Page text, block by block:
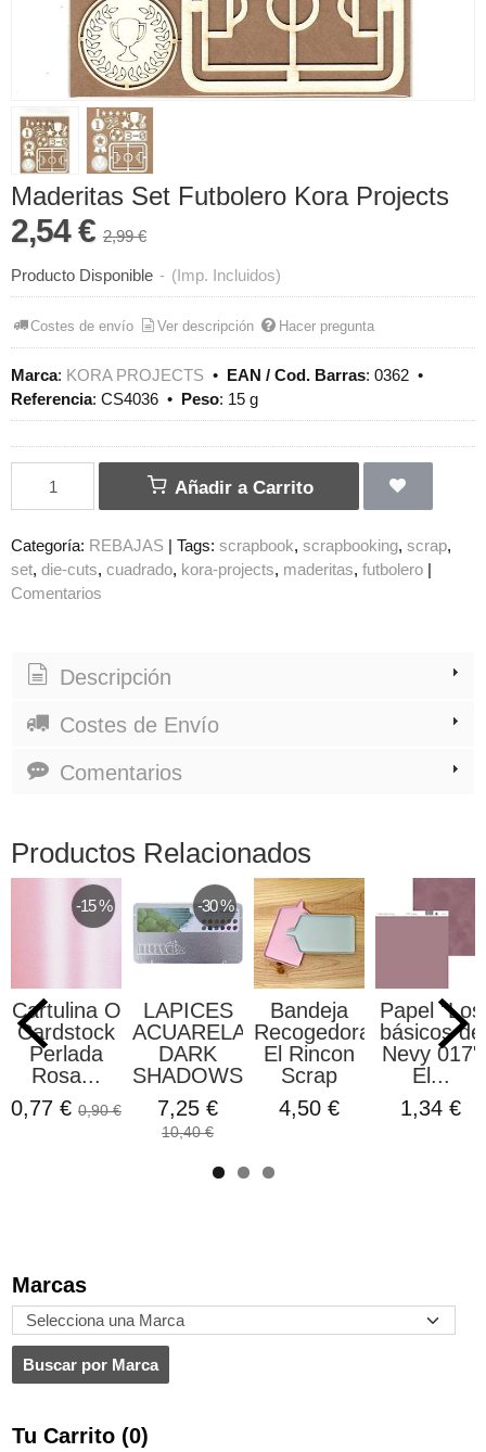
Marcas
Tu Carrito (0)
Maderitas Set Futbolero Kora Projects
2,54 € 2,99 €
Producto Disponible - (Imp. Incluidos)
Costes de envío Ver descripción Hacer pregunta
Marca: KORA PROJECTS • EAN / Cod. Barras: 0362 •
Referencia: CS4036 • Peso: 15 g
Añadir a Carrito
Categoría: REBAJAS | Tags: scrapbook scrapbooking scrap
set die-cuts cuadrado kora-projects maderitas futbolero |
Comentarios
Descripción
Costes de Envío
Comentarios
Productos Relacionados
-15 %
Cartulina O
Cardstock
Perlada
Rosa...
0,77 € 0,90 €
-30 %
LAPICES
ACUARELABLES
DARK
SHADOWS...
7,25 €
10,40 €
Bandeja
Recogedora
El Rincon
Scrap
4,50 €
Papel "Los
básicos de
Nevy 017"
El...
1,34 €